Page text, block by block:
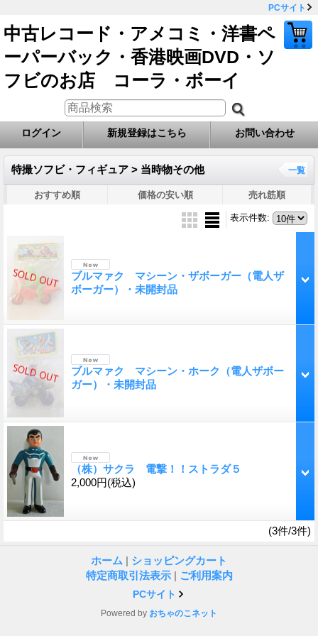
PCサイト
中古レコード・アメコミ・洋書ペ
ーパーバック・香港映画DVD・ソ
フビのお店 コーラ・ボーイ
ログイン 新規登録はこちら お問い合わせ
特撮ソフビ・フィギュア > 当時物その他 一覧
おすすめ順 価格の安い順 売れ筋順
表示件数:
ブルマァク マシーン・ザボーガー（電人ザ
ボーガー）・未開封品
ブルマァク マシーン・ホーク（電人ザボー
ガー）・未開封品
（株）サクラ 電撃！！ストラダ５
2,000円(税込)
(3件/3件)
ホーム | ショッピングカート
特定商取引法表示 | ご利用案内
PCサイト
Powered by おちゃのこネット